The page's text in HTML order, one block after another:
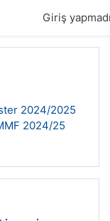
Giriş
2024/2025
2024/25